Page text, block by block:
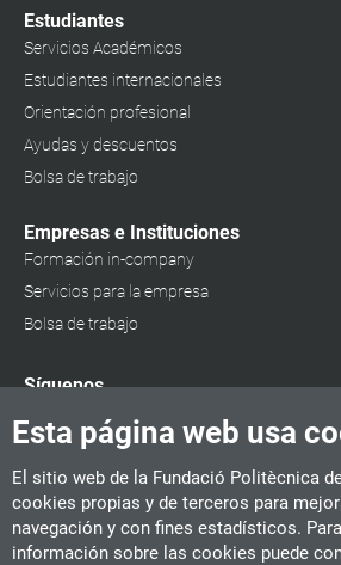
Esta página web usa
El sitio web de la Fundació Politècnica
cookies propias y de terceros para
navegación y con fines estadísticos.
información sobre las cookies puede
Estudiantes
Servicios Académicos
Estudiantes internacionales
Orientación profesional
Ayudas y descuentos
Bolsa de trabajo
Empresas e Instituciones
Formación in-company
Servicios para la empresa
Bolsa de trabajo
Síguenos